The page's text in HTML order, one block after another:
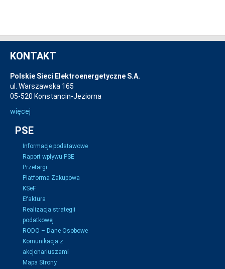
KONTAKT
Polskie Sieci Elektroenergetyczne S.A.
ul. Warszawska 165
05-520 Konstancin-Jeziorna
więcej
PSE
Informacje podstawowe
Raport wpływu PSE
Przetargi
Platforma Zakupowa
KSeF
Efaktura
Realizacja strategii
podatkowej
RODO – Dane Osobowe
Komunikacja z
akcjonariuszami
Mapa Strony